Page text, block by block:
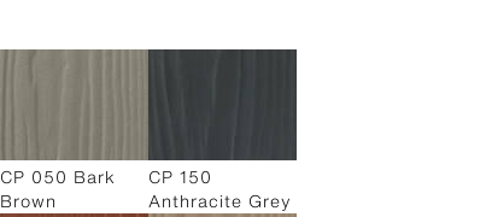
CP 050 Bark
Brown
CP 150
Anthracite Grey